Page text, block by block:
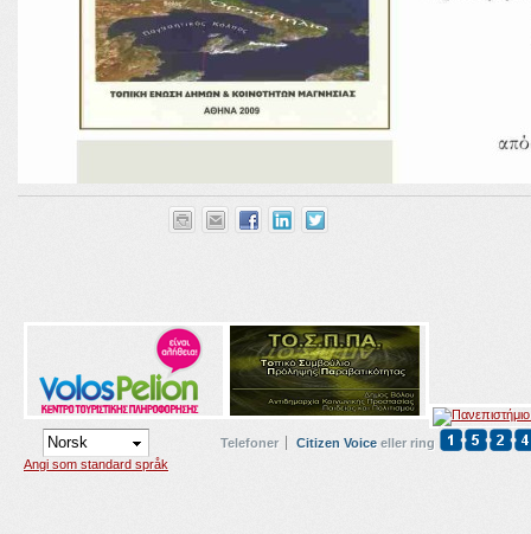
Angi som standard språk
Telefoner Citizen Voice eller ring